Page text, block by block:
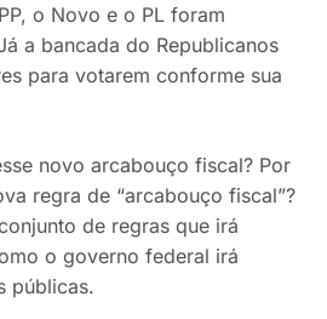
o Novo e o PL foram
a bancada do Republicanos
para votarem conforme sua
novo arcabouço fiscal? Por
regra de “arcabouço fiscal”?
de regras que irá
o governo federal irá
públicas.